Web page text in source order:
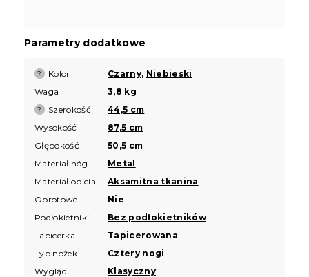
Parametry dodatkowe
? Kolor Czarny, Niebieski
Waga
3,8 kg
? Szerokość
44,5 cm
Wysokość
87,5 cm
Głębokość
50,5 cm
Materiał nóg
Metal
Materiał obicia
Aksamitna tkanina
Obrotowe
Nie
Podłokietniki
Bez podłokietników
Tapicerka
Tapicerowana
Typ nóżek
Cztery nogi
Wygląd
Klasyczny